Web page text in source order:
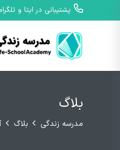
پشتیبانی در ایتا و تلگرام - 1015 252
بلاگ
مدرسه زندگی بلاگ